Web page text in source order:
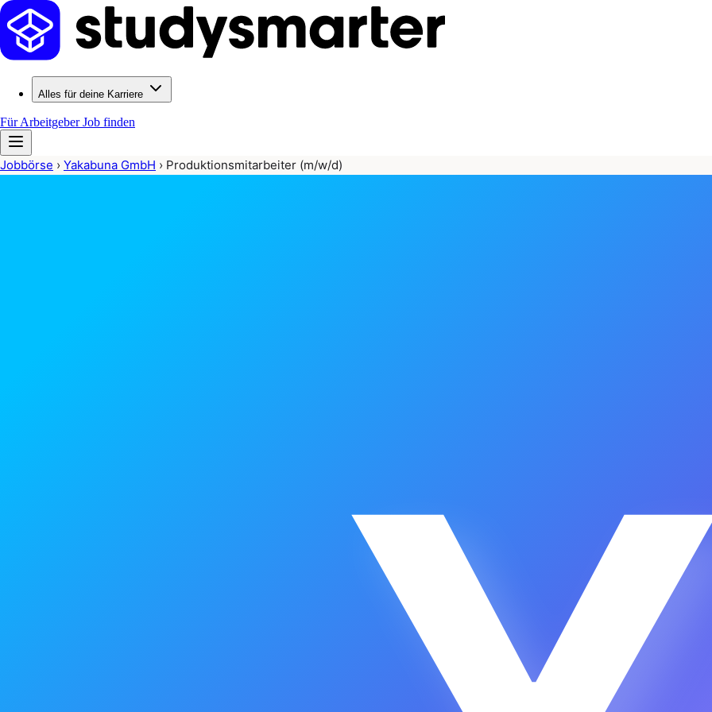
Alles für deine Karriere
Für ArbeitgeberJob finden
Jobbörse › Yakabuna GmbH › Produktionsmitarbeiter (m/w/d)